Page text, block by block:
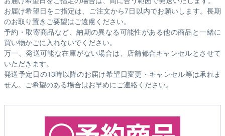
お届け希望日をご指定は、ご注文から7日以内でお願いします。長期
のお取り置きご要望はご遠慮ください。
予約・取寄商品など、納期の異なる可能性がある他の商品と一緒に
買い物かごに入れないでください。
万一、発送可能な在庫がない場合は、店舗都合キャンセルとさせて
いただきます。
発送予定日の13時以降のお届け希望日変更・キャンセル等は承れま
せん。ご希望のある場合はお早めにご連絡ください。